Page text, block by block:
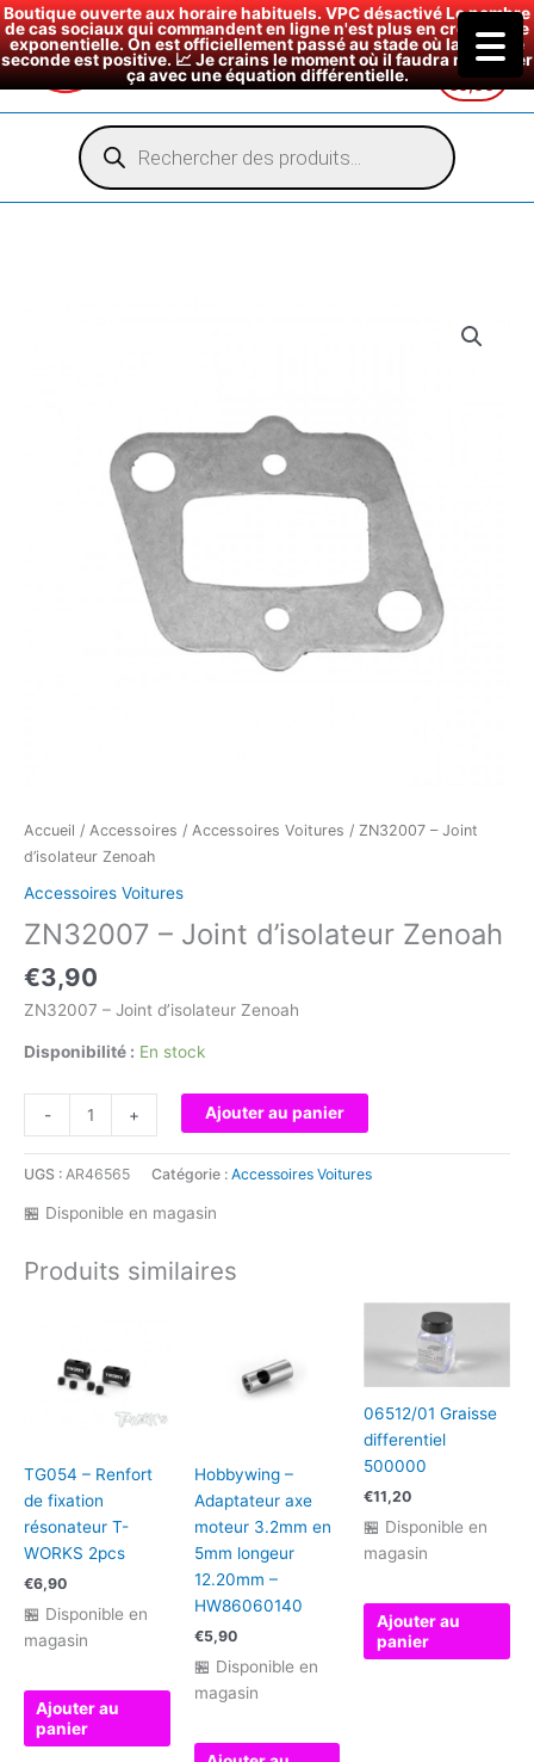
Boutique ouverte aux horaire habituels. VPC désactivé Le nombre
de cas sociaux qui commandent en ligne n'est plus en croissance
exponentielle. On est officiellement passé au stade où la dérivée
seconde est positive. 📈 Je crains le moment où il faudra modéliser
ça avec une équation différentielle.
€0,00
Recherche
de
produits
Accueil / Accessoires / Accessoires Voitures / ZN32007 – Joint
d’isolateur Zenoah
Accessoires Voitures
ZN32007 – Joint d’isolateur Zenoah
€3,90
ZN32007 – Joint d’isolateur Zenoah
Disponibilité : En stock
-
de
ZN32007
-
Joint
Zenoah
+ Ajouter au panier
UGS : AR46565 Catégorie : Accessoires Voitures
🏪 Disponible en magasin
Produits similaires
TG054 – Renfort
de fixation
résonateur T-
WORKS 2pcs
€6,90
🏪 Disponible en
magasin
Ajouter au
panier
Hobbywing –
Adaptateur axe
moteur 3.2mm en
5mm longeur
12.20mm –
HW86060140
€5,90
🏪 Disponible en
magasin
06512/01 Graisse
differentiel
500000
€11,20
🏪 Disponible en
magasin
Ajouter au
panier